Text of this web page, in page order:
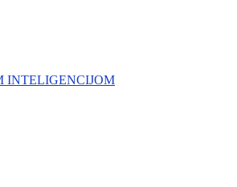
INTELIGENCIJOM